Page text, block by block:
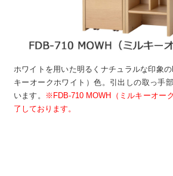
ホワイトを用いた明るくナチュラルな印象
キーオークホワイト）色。引出しの取っ手
います。
※FDB-710 MOWH（ミルキーオー
了しております。